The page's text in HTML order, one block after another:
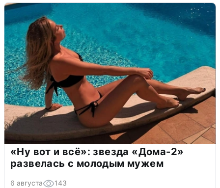
«Ну вот и всё»: звезда «Дома-2»
развелась с молодым мужем
6 августа 143